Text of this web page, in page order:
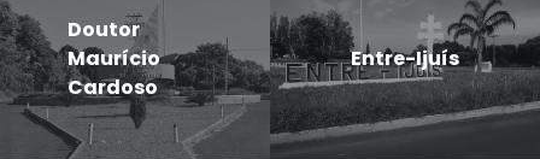
Doutor
Maurício
Cardoso
Entre-Ijuís